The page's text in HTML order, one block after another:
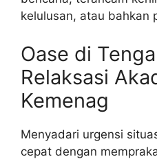
kelulusan, atau bahkan
Oase di
Relaksasi
Kemenag
Menyadari urgensi
cepat dengan